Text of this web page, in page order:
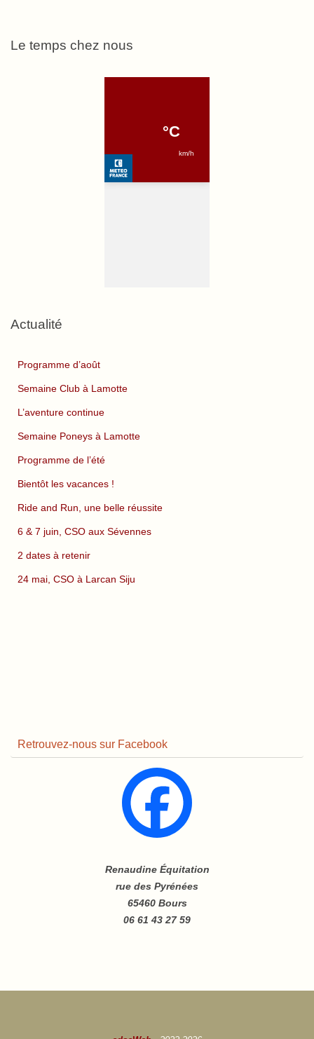
Le temps chez nous
Actualité
Programme d’août
Semaine Club à Lamotte
L’aventure continue
Semaine Poneys à Lamotte
Programme de l’été
Bientôt les vacances !
Ride and Run, une belle réussite
6 & 7 juin, CSO aux Sévennes
2 dates à retenir
24 mai, CSO à Larcan Siju
Retrouvez-nous sur Facebook
Renaudine Équitation
rue des Pyrénées
65460 Bours
06 61 43 27 59